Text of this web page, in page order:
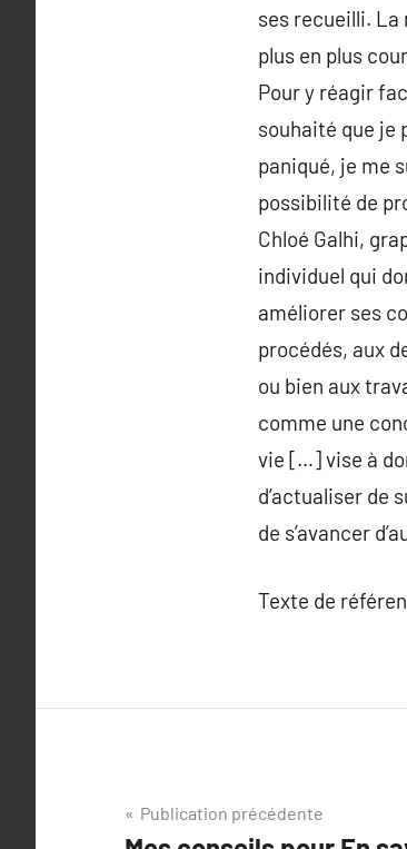
ses recueilli. La
plus en plus
Pour y réagir
souhaité que je
paniqué, je me
possibilité de
Chloé Galhi,
individuel qui
améliorer ses
procédés, aux
ou bien aux
comme une
vie […] vise à
d’actualiser de
de s’avancer
Texte de
Navigation
Publication précédente